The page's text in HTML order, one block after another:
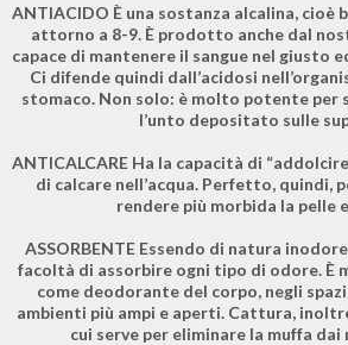
ANTIACIDO È una sostanza alcalina, cioè
attorno a 8-9. È prodotto anche dal
capace di mantenere il sangue nel giusto
Ci difende quindi dall’acidosi
stomaco. Non solo: è molto potente per
l’unto depositato sulle
ANTICALCARE Ha la capacità di
di calcare nell’acqua. Perfetto, quindi,
rendere più morbida la pelle
ASSORBENTE Essendo di natura
facoltà di assorbire ogni tipo di odore. È
come deodorante del corpo, negli spazi
ambienti più ampi e aperti. Cattura,
cui serve per eliminare la muffa dai